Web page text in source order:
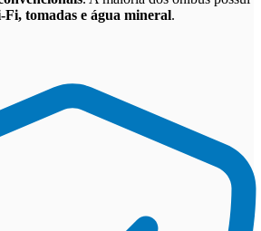
tomadas e água mineral.